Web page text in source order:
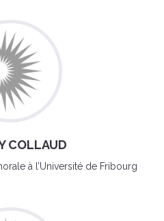
COLLAUD
à l’Université de Fribourg